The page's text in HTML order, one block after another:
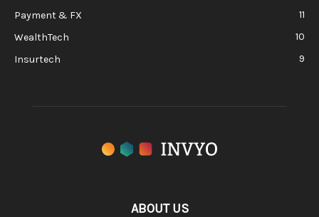
Payment & FX
11
WealthTech
10
Insurtech
9
ABOUT US